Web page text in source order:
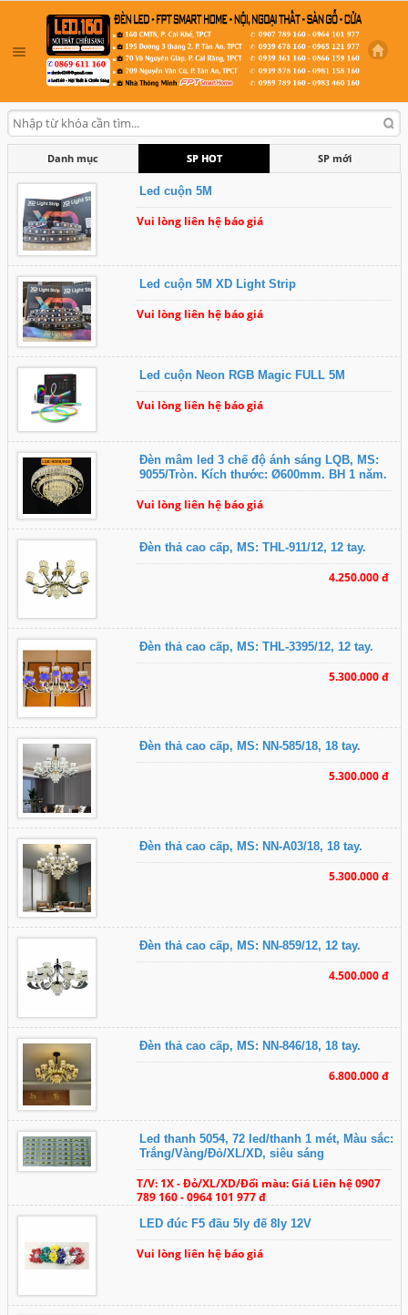
Danh mục SP HOT SP mới
Led cuộn 5M
Vui lòng liên hệ báo giá
Led cuộn 5M XD Light Strip
Vui lòng liên hệ báo giá
Led cuộn Neon RGB Magic FULL 5M
Vui lòng liên hệ báo giá
Đèn mâm led 3 chế độ ánh sáng LQB, MS:
9055/Tròn. Kích thước: Ø600mm. BH 1 năm.
Vui lòng liên hệ báo giá
Đèn thả cao cấp, MS: THL-911/12, 12 tay.
4.250.000 đ
Đèn thả cao cấp, MS: THL-3395/12, 12 tay.
5.300.000 đ
Đèn thả cao cấp, MS: NN-585/18, 18 tay.
5.300.000 đ
Đèn thả cao cấp, MS: NN-A03/18, 18 tay.
5.300.000 đ
Đèn thả cao cấp, MS: NN-859/12, 12 tay.
4.500.000 đ
Đèn thả cao cấp, MS: NN-846/18, 18 tay.
6.800.000 đ
Led thanh 5054, 72 led/thanh 1 mét, Màu sắc:
Trắng/Vàng/Đỏ/XL/XD, siêu sáng
T/V: 1X - Đỏ/XL/XD/Đổi màu: Giá Liên hệ 0907
789 160 - 0964 101 977 đ
LED đúc F5 đầu 5ly đế 8ly 12V
Vui lòng liên hệ báo giá